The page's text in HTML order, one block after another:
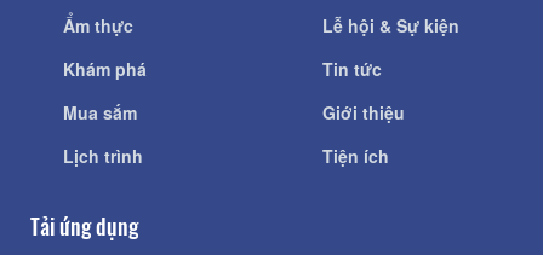
Ẩm thực
Khám phá
Mua sắm
Lịch trình
Lễ hội & Sự kiện
Tin tức
Giới thiệu
Tiện ích
Tải ứng dụng